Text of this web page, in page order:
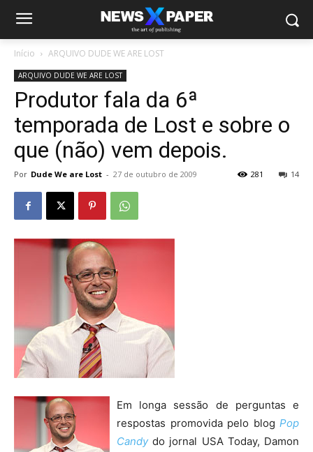
Início ARQUIVO DUDE WE ARE LOST
ARQUIVO DUDE WE ARE LOST
Produtor fala da 6ª
temporada de Lost e sobre o
que (não) vem depois.
Por Dude We are Lost - 27 de outubro de 2009 14
281
Em longa sessão de perguntas e
respostas promovida pelo blog Pop
Candydo jornal USA Today, Damon